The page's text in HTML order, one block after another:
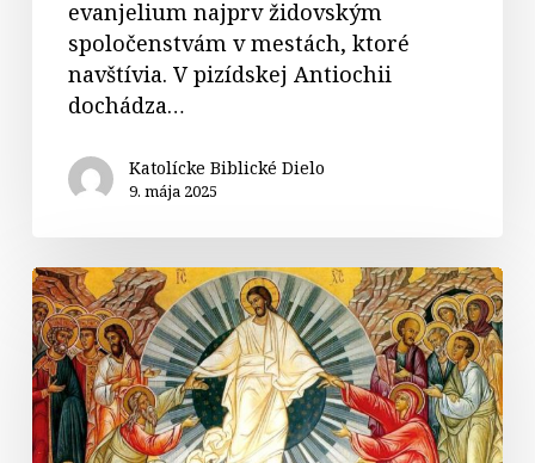
evanjelium najprv židovským
spoločenstvám v mestách, ktoré
navštívia. V pizídskej Antiochii
dochádza…
Katolícke Biblické Dielo
9. mája 2025
Veľkonočná
nedeľa
Pánovho
zmŕtvychvstania
(Veľkonočná
nedeľa)